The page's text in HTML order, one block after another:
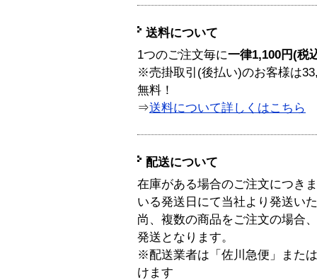
送料について
1つのご注文毎に一律1,100円(税
※売掛取引(後払い)のお客様は
無料！
⇒送料について詳しくはこちら
配送について
在庫がある場合のご注文につき
いる発送日にて当社より発送い
尚、複数の商品をご注文の場合
発送となります。
※配送業者は「佐川急便」また
けます